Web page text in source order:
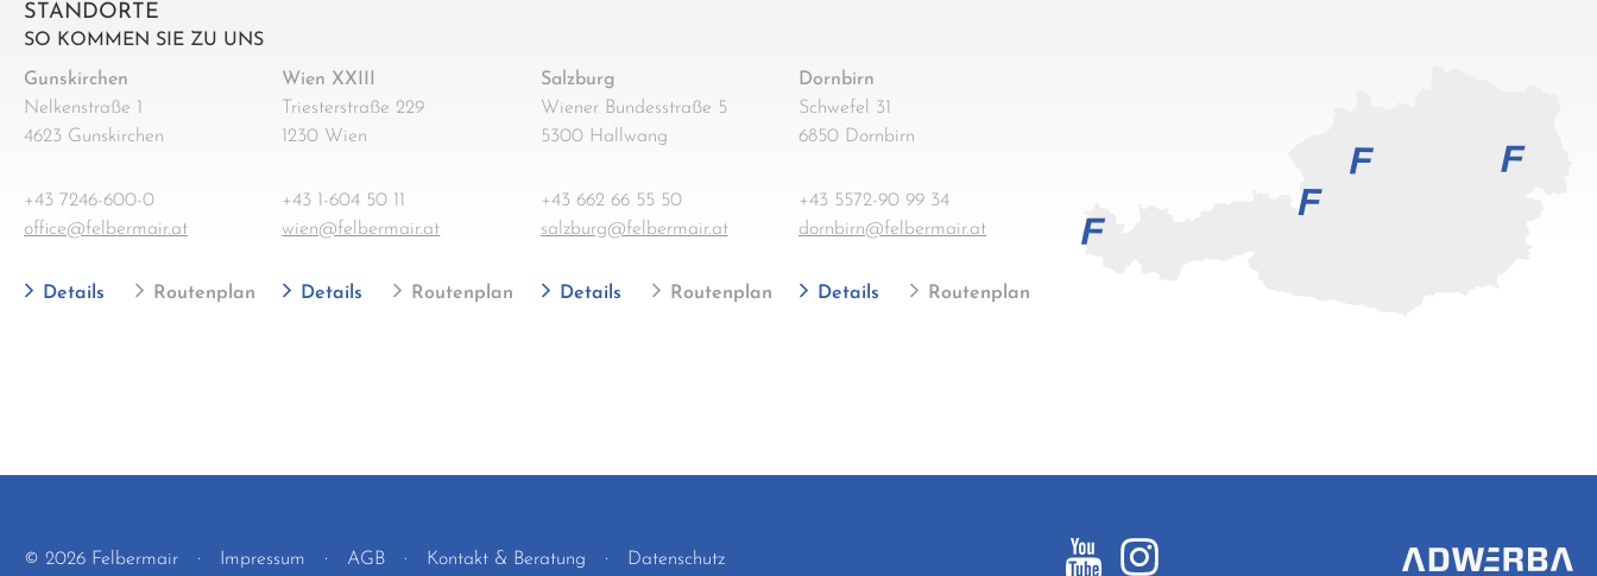
STANDORTE
SO KOMMEN SIE ZU UNS
Gunskirchen
Nelkenstraße 1
4623 Gunskirchen
+43 7246-600-0
office@felbermair.at
Details Routenplan
Wien XXIII
Triesterstraße 229
1230 Wien
+43 1-604 50 11
wien@felbermair.at
Details Routenplan
Salzburg
Wiener Bundesstraße 5
5300 Hallwang
+43 662 66 55 50
salzburg@felbermair.at
Details Routenplan
Dornbirn
Schwefel 31
6850 Dornbirn
+43 5572-90 99 34
dornbirn@felbermair.at
Details Routenplan
© 2026 Felbermair Impressum AGB Kontakt & Beratung Datenschutz